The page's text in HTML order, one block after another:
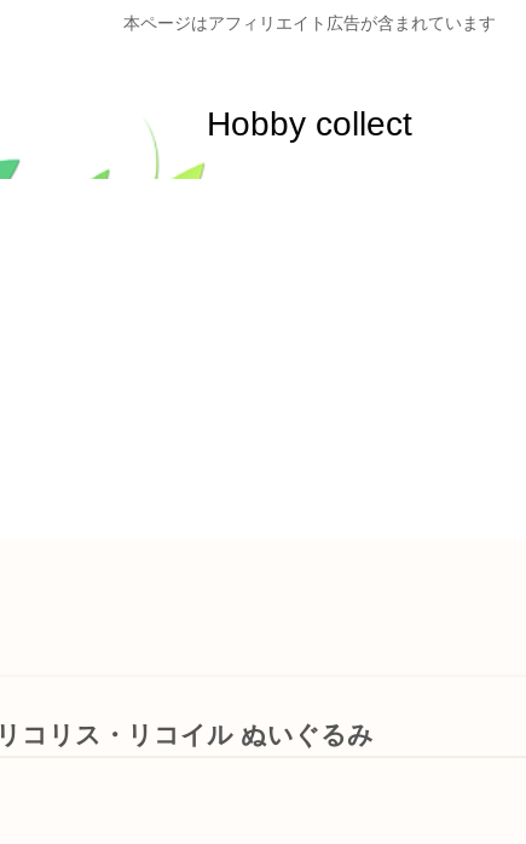
本ページはアフィリエイト広告が含まれています
Hobby collect
リコリス・リコイル ぬいぐるみ